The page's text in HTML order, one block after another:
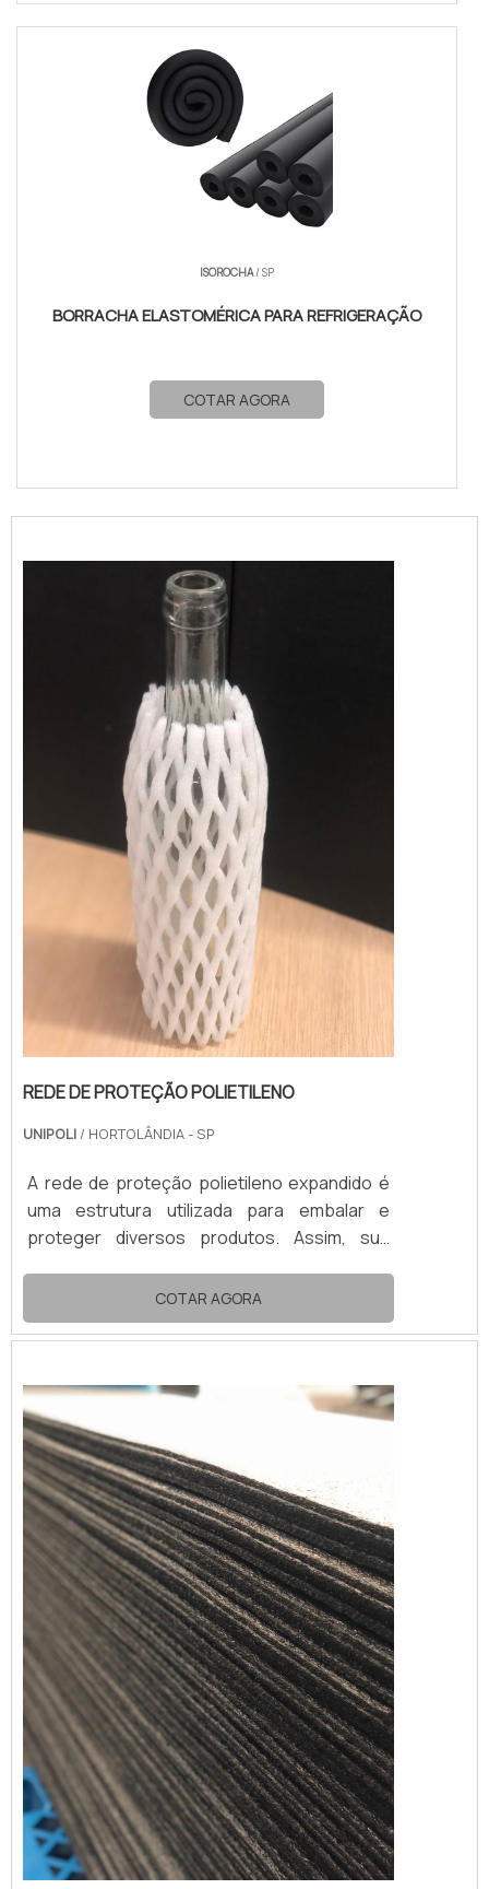
ISOROCHA/ SP
BORRACHA ELASTOMÉRICA PARA REFRIGERAÇÃO
COTAR AGORA
REDE DE PROTEÇÃO POLIETILENO
UNIPOLI / HORTOLÂNDIA - SP
A rede de proteção polietileno expandido é
uma estrutura utilizada para embalar e
proteger diversos produtos. Assim, sua
acondicionamento de frutas e bebidas
engarrafadas.No transporte e no
armazenamento, a rede de proteção de
que poderia comprometer a comercialização
e o consumo dos produtos abrigados. Dessa
forma, esta proteção evita prejuízos e ainda
agrega val...
COTAR AGORA